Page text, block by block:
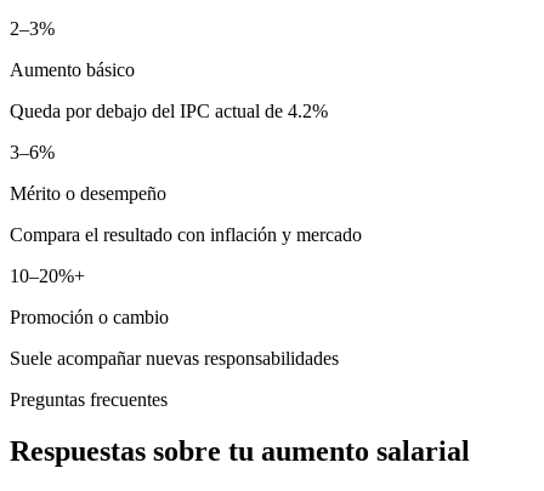
2–3%
Aumento básico
Queda por debajo del IPC actual de 4.2%
3–6%
Mérito o desempeño
Compara el resultado con inflación y mercado
10–20%+
Promoción o cambio
Suele acompañar nuevas responsabilidades
Preguntas frecuentes
Respuestas sobre tu aumento salarial